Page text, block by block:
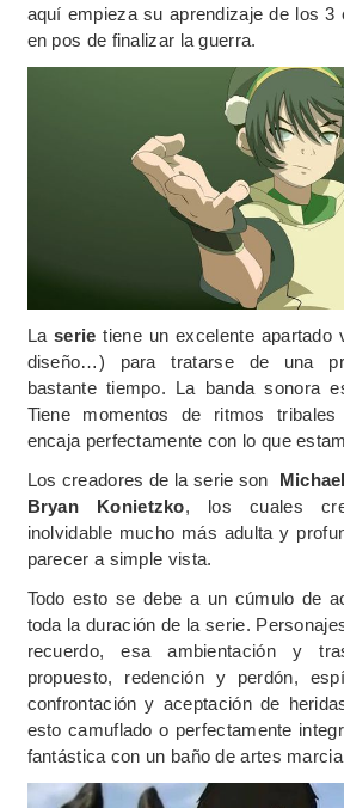
aquí empieza su aprendizaje de los 3
en pos de finalizar la guerra.
La serie tiene un excelente apartado
diseño…) para tratarse de una
bastante tiempo. La banda sonora
Tiene momentos de ritmos
encaja perfectamente con lo que
Los creadores de la serie son
Bryan Konietzko, los cuales
inolvidable mucho más adulta y
parecer a simple vista.
Todo esto se debe a un cúmulo de
toda la duración de la serie.
recuerdo, esa ambientación y
propuesto, redención y perdón,
confrontación y aceptación de
esto camuflado o perfectamente
fantástica con un baño de artes